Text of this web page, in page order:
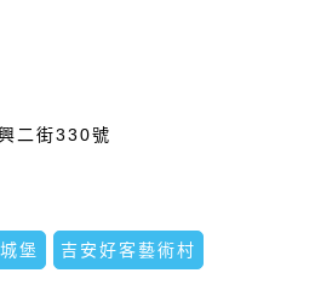
二街330號
堡 吉安好客藝術村